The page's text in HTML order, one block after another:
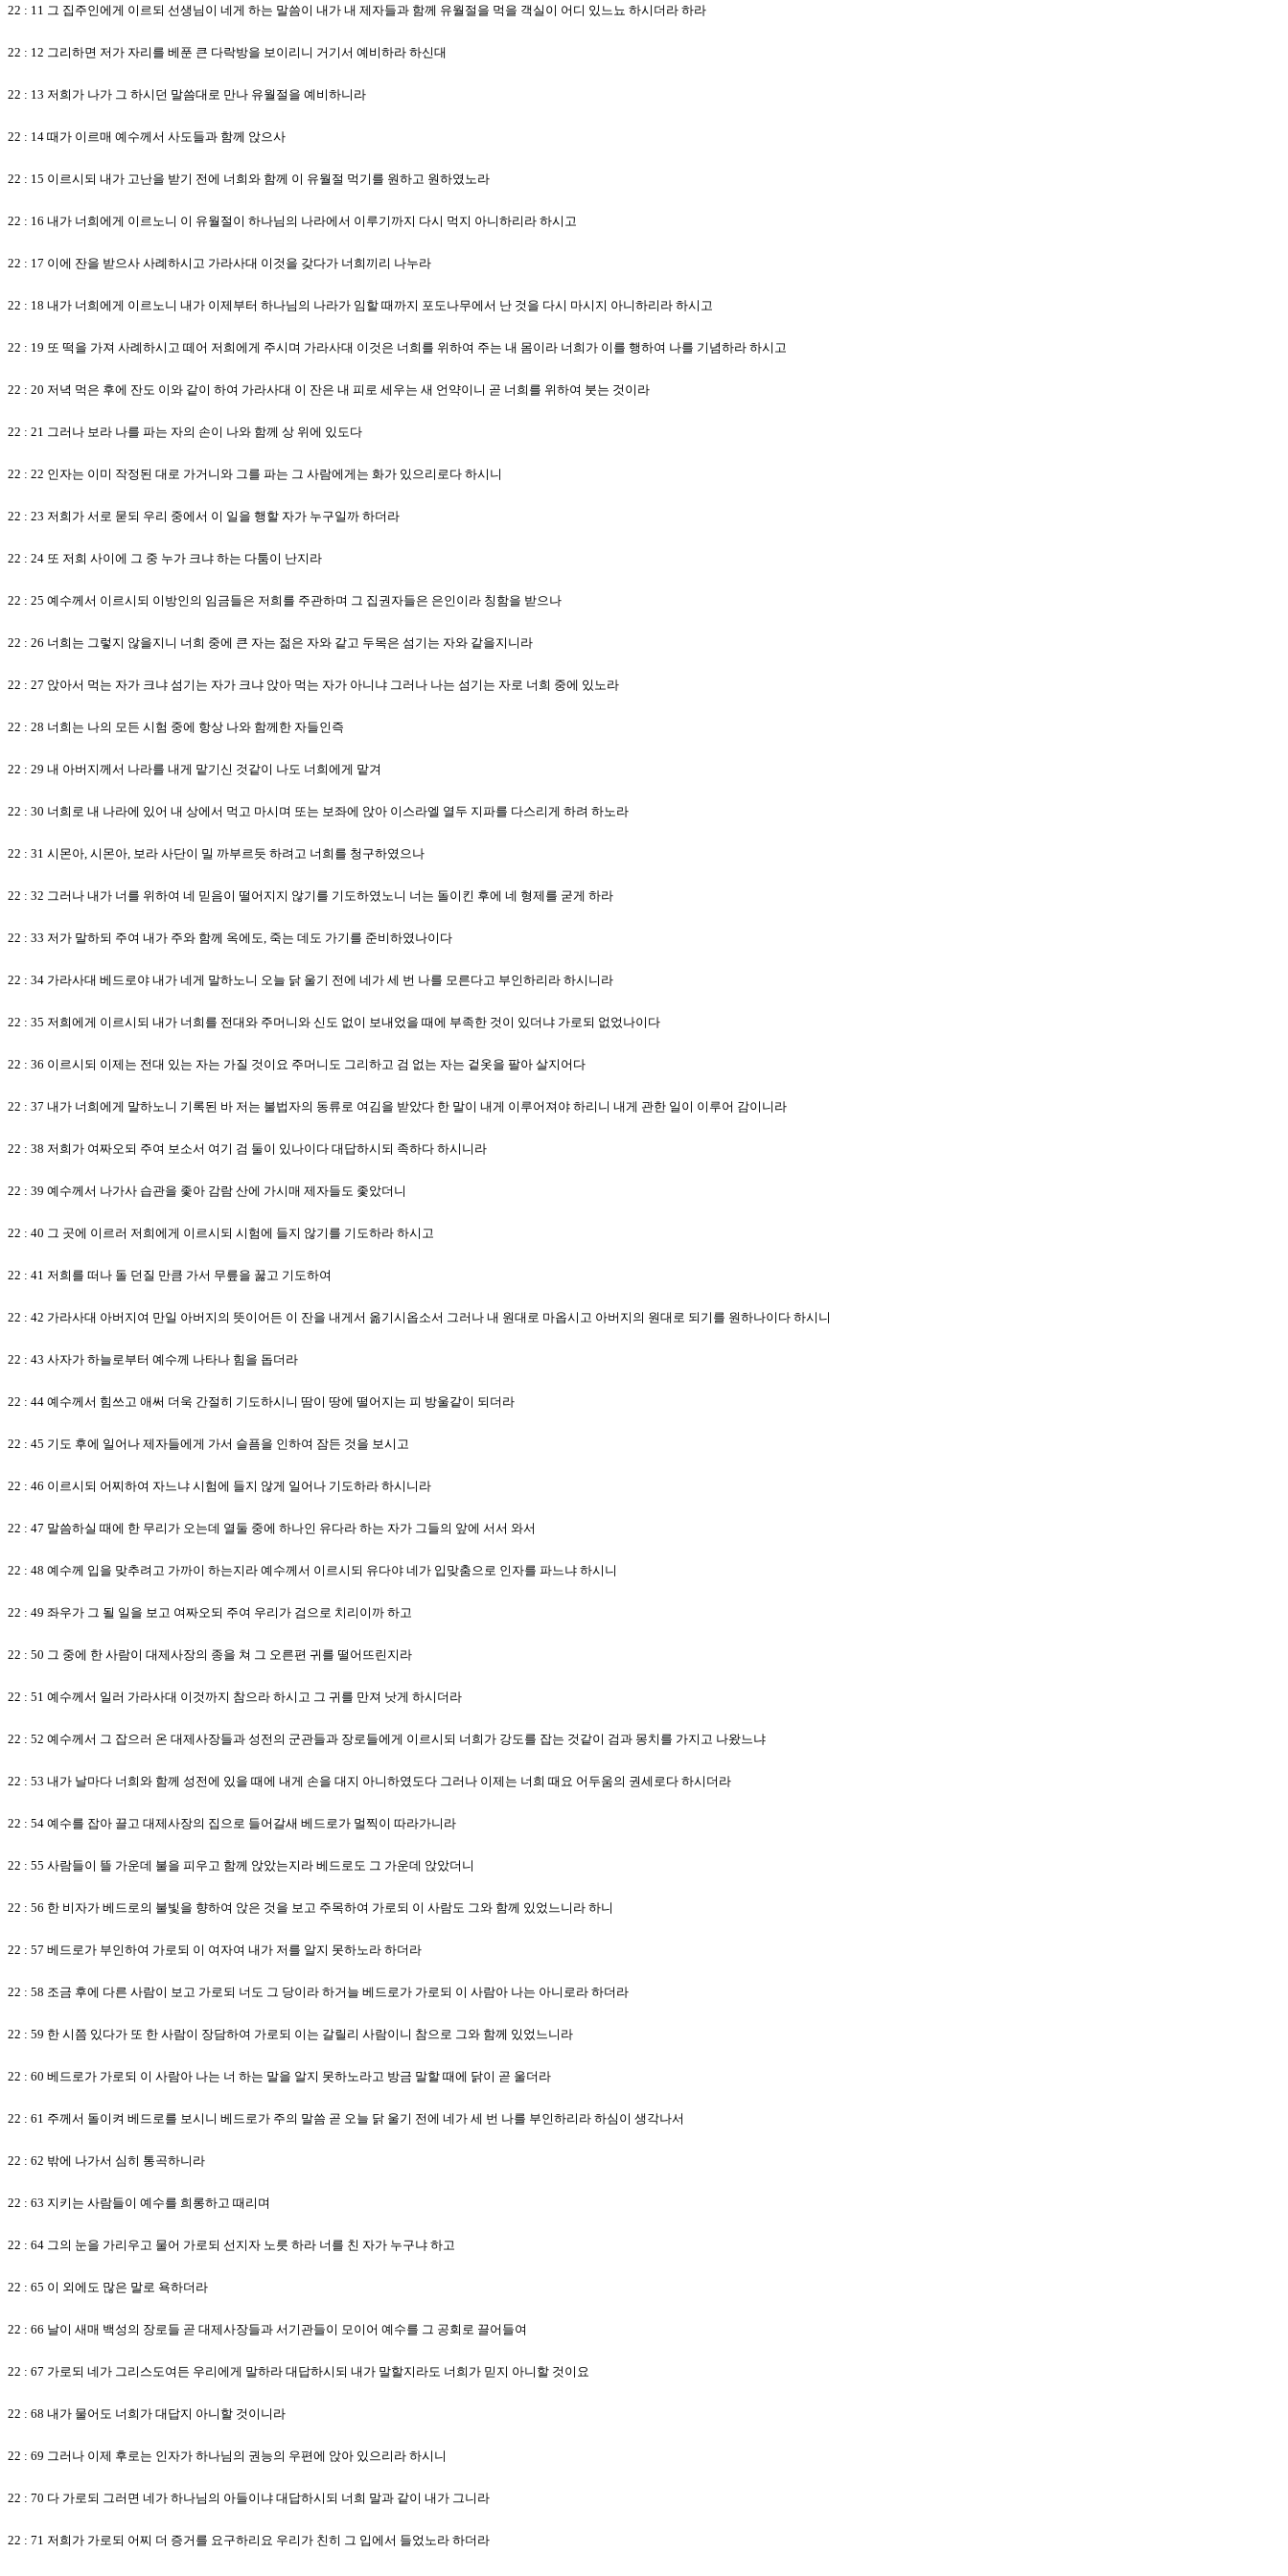
22 : 11 그 집주인에게 이르되 선생님이 네게 하는 말씀이 내가 내 제자들과 함께 유월절을 먹을 객실이 어디 있느뇨 하시더라 하라
22 : 12 그리하면 저가 자리를 베푼 큰 다락방을 보이리니 거기서 예비하라 하신대
22 : 13 저희가 나가 그 하시던 말씀대로 만나 유월절을 예비하니라
22 : 14 때가 이르매 예수께서 사도들과 함께 앉으사
22 : 15 이르시되 내가 고난을 받기 전에 너희와 함께 이 유월절 먹기를 원하고 원하였노라
22 : 16 내가 너희에게 이르노니 이 유월절이 하나님의 나라에서 이루기까지 다시 먹지 아니하리라 하시고
22 : 17 이에 잔을 받으사 사례하시고 가라사대 이것을 갖다가 너희끼리 나누라
22 : 18 내가 너희에게 이르노니 내가 이제부터 하나님의 나라가 임할 때까지 포도나무에서 난 것을 다시 마시지 아니하리라 하시고
22 : 19 또 떡을 가져 사례하시고 떼어 저희에게 주시며 가라사대 이것은 너희를 위하여 주는 내 몸이라 너희가 이를 행하여 나를 기념하라 하시고
22 : 20 저녁 먹은 후에 잔도 이와 같이 하여 가라사대 이 잔은 내 피로 세우는 새 언약이니 곧 너희를 위하여 붓는 것이라
22 : 21 그러나 보라 나를 파는 자의 손이 나와 함께 상 위에 있도다
22 : 22 인자는 이미 작정된 대로 가거니와 그를 파는 그 사람에게는 화가 있으리로다 하시니
22 : 23 저희가 서로 묻되 우리 중에서 이 일을 행할 자가 누구일까 하더라
22 : 24 또 저희 사이에 그 중 누가 크냐 하는 다툼이 난지라
22 : 25 예수께서 이르시되 이방인의 임금들은 저희를 주관하며 그 집권자들은 은인이라 칭함을 받으나
22 : 26 너희는 그렇지 않을지니 너희 중에 큰 자는 젊은 자와 같고 두목은 섬기는 자와 같을지니라
22 : 27 앉아서 먹는 자가 크냐 섬기는 자가 크냐 앉아 먹는 자가 아니냐 그러나 나는 섬기는 자로 너희 중에 있노라
22 : 28 너희는 나의 모든 시험 중에 항상 나와 함께한 자들인즉
22 : 29 내 아버지께서 나라를 내게 맡기신 것같이 나도 너희에게 맡겨
22 : 30 너희로 내 나라에 있어 내 상에서 먹고 마시며 또는 보좌에 앉아 이스라엘 열두 지파를 다스리게 하려 하노라
22 : 31 시몬아, 시몬아, 보라 사단이 밀 까부르듯 하려고 너희를 청구하였으나
22 : 32 그러나 내가 너를 위하여 네 믿음이 떨어지지 않기를 기도하였노니 너는 돌이킨 후에 네 형제를 굳게 하라
22 : 33 저가 말하되 주여 내가 주와 함께 옥에도, 죽는 데도 가기를 준비하였나이다
22 : 34 가라사대 베드로야 내가 네게 말하노니 오늘 닭 울기 전에 네가 세 번 나를 모른다고 부인하리라 하시니라
22 : 35 저희에게 이르시되 내가 너희를 전대와 주머니와 신도 없이 보내었을 때에 부족한 것이 있더냐 가로되 없었나이다
22 : 36 이르시되 이제는 전대 있는 자는 가질 것이요 주머니도 그리하고 검 없는 자는 겉옷을 팔아 살지어다
22 : 37 내가 너희에게 말하노니 기록된 바 저는 불법자의 동류로 여김을 받았다 한 말이 내게 이루어져야 하리니 내게 관한 일이 이루어 감이니라
22 : 38 저희가 여짜오되 주여 보소서 여기 검 둘이 있나이다 대답하시되 족하다 하시니라
22 : 39 예수께서 나가사 습관을 좇아 감람 산에 가시매 제자들도 좇았더니
22 : 40 그 곳에 이르러 저희에게 이르시되 시험에 들지 않기를 기도하라 하시고
22 : 41 저희를 떠나 돌 던질 만큼 가서 무릎을 꿇고 기도하여
22 : 42 가라사대 아버지여 만일 아버지의 뜻이어든 이 잔을 내게서 옮기시옵소서 그러나 내 원대로 마옵시고 아버지의 원대로 되기를 원하나이다 하시니
22 : 43 사자가 하늘로부터 예수께 나타나 힘을 돕더라
22 : 44 예수께서 힘쓰고 애써 더욱 간절히 기도하시니 땀이 땅에 떨어지는 피 방울같이 되더라
22 : 45 기도 후에 일어나 제자들에게 가서 슬픔을 인하여 잠든 것을 보시고
22 : 46 이르시되 어찌하여 자느냐 시험에 들지 않게 일어나 기도하라 하시니라
22 : 47 말씀하실 때에 한 무리가 오는데 열둘 중에 하나인 유다라 하는 자가 그들의 앞에 서서 와서
22 : 48 예수께 입을 맞추려고 가까이 하는지라 예수께서 이르시되 유다야 네가 입맞춤으로 인자를 파느냐 하시니
22 : 49 좌우가 그 될 일을 보고 여짜오되 주여 우리가 검으로 치리이까 하고
22 : 50 그 중에 한 사람이 대제사장의 종을 쳐 그 오른편 귀를 떨어뜨린지라
22 : 51 예수께서 일러 가라사대 이것까지 참으라 하시고 그 귀를 만져 낫게 하시더라
22 : 52 예수께서 그 잡으러 온 대제사장들과 성전의 군관들과 장로들에게 이르시되 너희가 강도를 잡는 것같이 검과 몽치를 가지고 나왔느냐
22 : 53 내가 날마다 너희와 함께 성전에 있을 때에 내게 손을 대지 아니하였도다 그러나 이제는 너희 때요 어두움의 권세로다 하시더라
22 : 54 예수를 잡아 끌고 대제사장의 집으로 들어갈새 베드로가 멀찍이 따라가니라
22 : 55 사람들이 뜰 가운데 불을 피우고 함께 앉았는지라 베드로도 그 가운데 앉았더니
22 : 56 한 비자가 베드로의 불빛을 향하여 앉은 것을 보고 주목하여 가로되 이 사람도 그와 함께 있었느니라 하니
22 : 57 베드로가 부인하여 가로되 이 여자여 내가 저를 알지 못하노라 하더라
22 : 58 조금 후에 다른 사람이 보고 가로되 너도 그 당이라 하거늘 베드로가 가로되 이 사람아 나는 아니로라 하더라
22 : 59 한 시쯤 있다가 또 한 사람이 장담하여 가로되 이는 갈릴리 사람이니 참으로 그와 함께 있었느니라
22 : 60 베드로가 가로되 이 사람아 나는 너 하는 말을 알지 못하노라고 방금 말할 때에 닭이 곧 울더라
22 : 61 주께서 돌이켜 베드로를 보시니 베드로가 주의 말씀 곧 오늘 닭 울기 전에 네가 세 번 나를 부인하리라 하심이 생각나서
22 : 62 밖에 나가서 심히 통곡하니라
22 : 63 지키는 사람들이 예수를 희롱하고 때리며
22 : 64 그의 눈을 가리우고 물어 가로되 선지자 노릇 하라 너를 친 자가 누구냐 하고
22 : 65 이 외에도 많은 말로 욕하더라
22 : 66 날이 새매 백성의 장로들 곧 대제사장들과 서기관들이 모이어 예수를 그 공회로 끌어들여
22 : 67 가로되 네가 그리스도여든 우리에게 말하라 대답하시되 내가 말할지라도 너희가 믿지 아니할 것이요
22 : 68 내가 물어도 너희가 대답지 아니할 것이니라
22 : 69 그러나 이제 후로는 인자가 하나님의 권능의 우편에 앉아 있으리라 하시니
22 : 70 다 가로되 그러면 네가 하나님의 아들이냐 대답하시되 너희 말과 같이 내가 그니라
22 : 71 저희가 가로되 어찌 더 증거를 요구하리요 우리가 친히 그 입에서 들었노라 하더라